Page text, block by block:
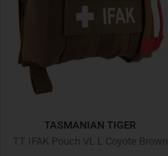
TASMANIAN TIGER
TT IFAK Pouch VL L Coyote Brown